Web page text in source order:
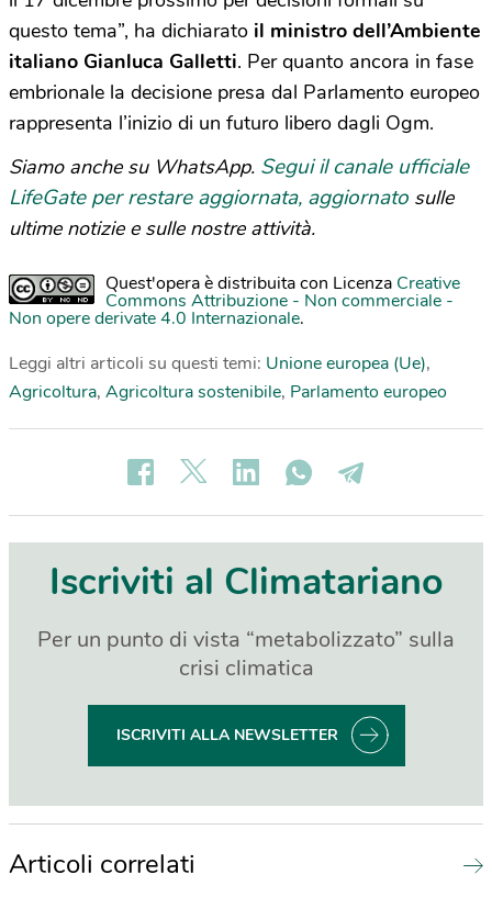
questo tema”, ha dichiarato il ministro dell’Ambiente
italiano Gianluca Galletti. Per quanto ancora in fase
embrionale la decisione presa dal Parlamento europeo
rappresenta l’inizio di un futuro libero dagli Ogm.
Siamo anche su WhatsApp. Segui il canale ufficiale
LifeGate per restare aggiornata, aggiornato sulle
ultime notizie e sulle nostre attività.
Quest'opera è distribuita con Licenza Creative
Commons Attribuzione - Non commerciale -
Non opere derivate 4.0 Internazionale.
Leggi altri articoli su questi temi: Unione europea (Ue),
Agricoltura, Agricoltura sostenibile, Parlamento europeo
Iscriviti al Climatariano
Per un punto di vista “metabolizzato” sulla
crisi climatica
ISCRIVITI ALLA NEWSLETTER
Articoli correlati